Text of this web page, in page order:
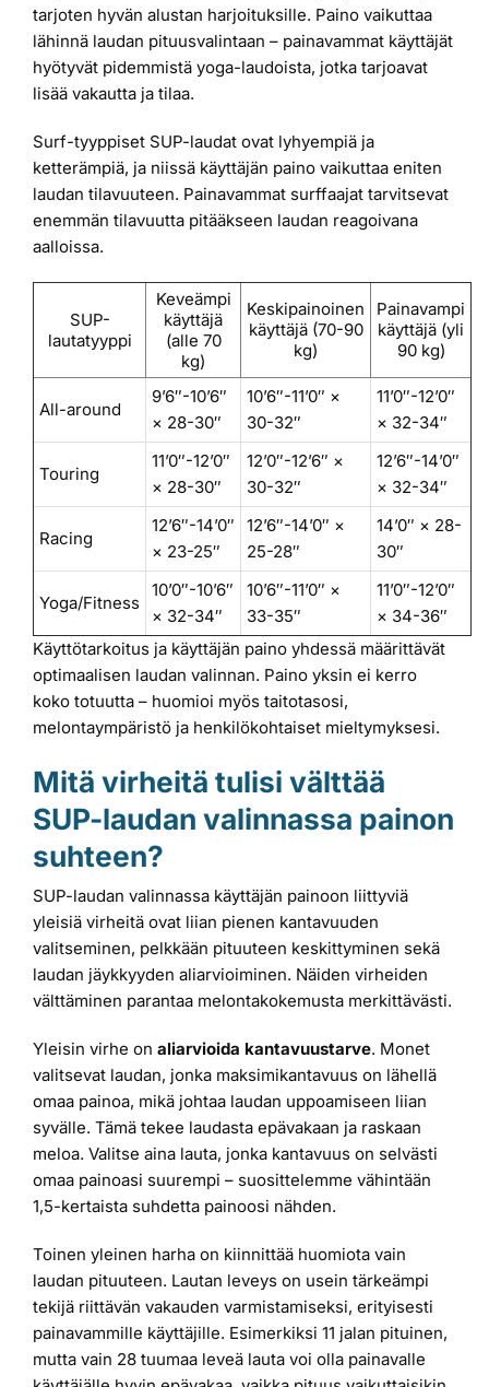
tarjoten hyvän alustan harjoituksille. Paino vaikuttaa
lähinnä laudan pituusvalintaan – painavammat käyttäjät
hyötyvät pidemmistä yoga-laudoista, jotka tarjoavat
lisää vakautta ja tilaa.
Surf-tyyppiset SUP-laudat ovat lyhyempiä ja
ketterämpiä, ja niissä käyttäjän paino vaikuttaa eniten
laudan tilavuuteen. Painavammat surffaajat tarvitsevat
enemmän tilavuutta pitääkseen laudan reagoivana
aalloissa.
SUP-
lautatyyppi
Keveämpi
käyttäjä
(alle 70
kg)
Keskipainoinen
käyttäjä (70-90
kg)
Painavampi
käyttäjä (yli
90 kg)
All-around
9’6″-10’6″
× 28-30″
10’6″-11’0″ ×
30-32″
11’0″-12’0″
× 32-34″
Touring
11’0″-12’0″
× 28-30″
12’0″-12’6″ ×
30-32″
12’6″-14’0″
× 32-34″
Racing
12’6″-14’0″
× 23-25″
12’6″-14’0″ ×
25-28″
14’0″ × 28-
30″
Yoga/Fitness
10’0″-10’6″
× 32-34″
10’6″-11’0″ ×
33-35″
11’0″-12’0″
× 34-36″
Käyttötarkoitus ja käyttäjän paino yhdessä määrittävät
optimaalisen laudan valinnan. Paino yksin ei kerro
koko totuutta – huomioi myös taitotasosi,
melontaympäristö ja henkilökohtaiset mieltymyksesi.
Mitä virheitä tulisi välttää
SUP-laudan valinnassa painon
suhteen?
SUP-laudan valinnassa käyttäjän painoon liittyviä
yleisiä virheitä ovat liian pienen kantavuuden
valitseminen, pelkkään pituuteen keskittyminen sekä
laudan jäykkyyden aliarvioiminen. Näiden virheiden
välttäminen parantaa melontakokemusta merkittävästi.
Yleisin virhe on aliarvioida kantavuustarve. Monet
valitsevat laudan, jonka maksimikantavuus on lähellä
omaa painoa, mikä johtaa laudan uppoamiseen liian
syvälle. Tämä tekee laudasta epävakaan ja raskaan
meloa. Valitse aina lauta, jonka kantavuus on selvästi
omaa painoasi suurempi – suosittelemme vähintään
1,5-kertaista suhdetta painoosi nähden.
Toinen yleinen harha on kiinnittää huomiota vain
laudan pituuteen. Lautan leveys on usein tärkeämpi
tekijä riittävän vakauden varmistamiseksi, erityisesti
painavammille käyttäjille. Esimerkiksi 11 jalan pituinen,
mutta vain 28 tuumaa leveä lauta voi olla painavalle